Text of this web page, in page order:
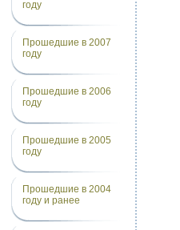
году
Прошедшие в 2007
году
Прошедшие в 2006
году
Прошедшие в 2005
году
Прошедшие в 2004
году и ранее